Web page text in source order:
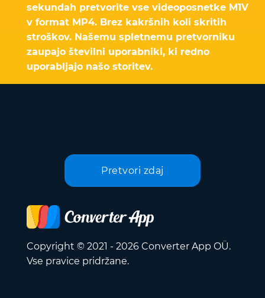
sekundah pretvorite vse videoposnetke M1V
v format MP4. Brez kakršnih koli skritih
stroškov. Našemu spletnemu pretvorniku
zaupajo številni uporabniki, ki redno
uporabljajo našo storitev.
Pretvori zdaj
Copyright © 2021 - 2026 Converter App OÜ.
Vse pravice pridržane.